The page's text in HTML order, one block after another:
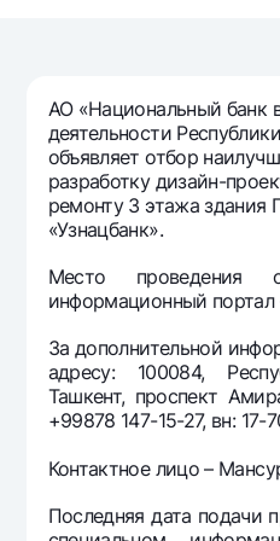
Золотые слитки от НБУ
Серебряный депозит
Visa FIFA
Mastercard
Зарплатные
Garmin pay
Тарифы
Акции
Мобильное
Ищите по сайту
Найти
Полезные ссылки
Пресс-центр
АО «Национальный банк
деятельности
объявляет отбор
разработку дизайн-
ремонту 3 этажа здания
«Узнацбанк».
Место проведения
информационный портал
За дополнительной
адресу: 100084,
Ташкент, проспект
+99878 147-15-27, вн: 17-
Контактное лицо –
Последняя дата подачи